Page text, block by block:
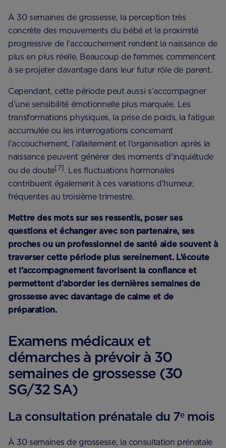
À 30 semaines de grossesse, la perception très
concrète des mouvements du bébé et la proximité
progressive de l’accouchement rendent la naissance de
plus en plus réelle. Beaucoup de femmes commencent
à se projeter davantage dans leur futur rôle de parent.
Cependant, cette période peut aussi s’accompagner
d’une sensibilité émotionnelle plus marquée. Les
transformations physiques, la prise de poids, la fatigue
accumulée ou les interrogations concernant
l’accouchement, l’allaitement et l’organisation après la
naissance peuvent générer des moments d’inquiétude
ou de doute[7]. Les fluctuations hormonales
contribuent également à ces variations d’humeur,
fréquentes au troisième trimestre.
Mettre des mots sur ses ressentis, poser ses
questions et échanger avec son partenaire, ses
proches ou un professionnel de santé aide souvent à
traverser cette période plus sereinement. L’écoute
et l’accompagnement favorisent la confiance et
permettent d’aborder les dernières semaines de
grossesse avec davantage de calme et de
préparation.
Examens médicaux et
démarches à prévoir à 30
semaines de grossesse (30
SG/32 SA)
La consultation prénatale du 7ᵉ mois
À 30 semaines de grossesse, la consultation prénatale